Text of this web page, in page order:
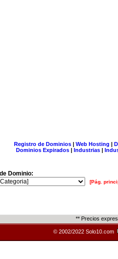
Registro de Dominios| Web Hosting |
Dominios Expirados | Industrias |
Dominio:
[Pág.
** Precios
© 2002/2022 Solo10.com